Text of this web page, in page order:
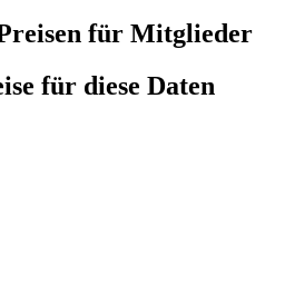
für Mitglieder
für diese Daten